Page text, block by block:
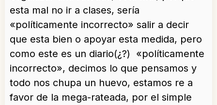
esta mal no ir a clases, sería
«políticamente incorrecto» salir a decir
que esta bien o apoyar esta medida, pero
como este es un diario(¿?) «políticamente
incorrecto», decimos lo que pensamos y
todo nos chupa un huevo, estamos re a
favor de la mega-rateada, por el simple